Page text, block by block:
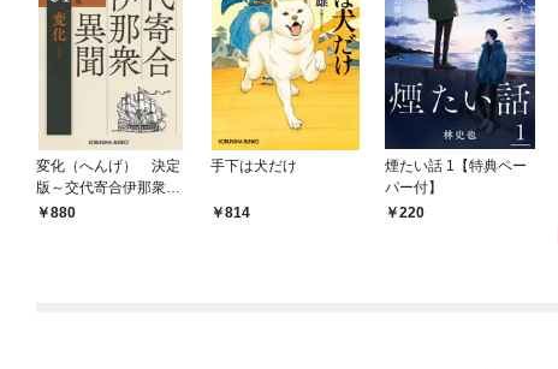
変化（へんげ） 決定
版～交代寄合伊那衆異
聞（1）～
880
手下は犬だけ
814
煙たい話 1【特典ペー
パー付】
220